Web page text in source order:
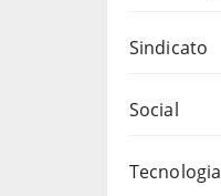
Sindicato
Social
Tecnologia